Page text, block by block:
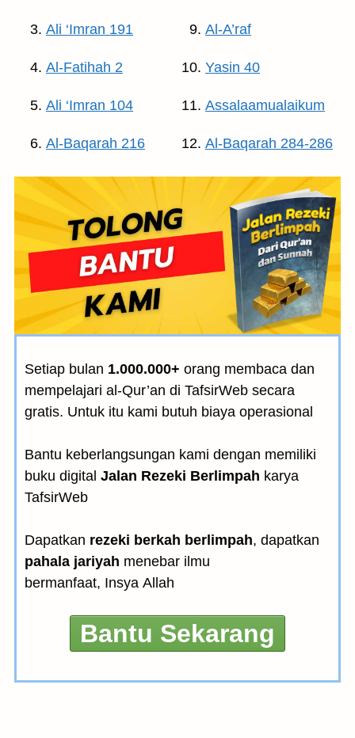
Ali ‘Imran 191
Al-Fatihah 2
Ali ‘Imran 104
Al-Baqarah 216
Al-A’raf
Yasin 40
Assalaamualaikum
Al-Baqarah 284-286
Setiap bulan 1.000.000+ orang membaca dan
mempelajari al-Qur’an di TafsirWeb secara
gratis. Untuk itu kami butuh biaya operasional
Bantu keberlangsungan kami dengan memiliki
buku digital Jalan Rezeki Berlimpah karya
TafsirWeb
Dapatkan rezeki berkah berlimpah, dapatkan
pahala jariyah menebar ilmu
bermanfaat, Insya Allah
Bantu Sekarang